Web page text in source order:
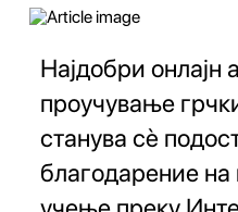
Најдобри онлајн
проучување
станува сè
благодарение